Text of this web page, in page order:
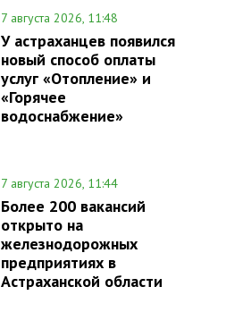
7 августа 2026, 11:48
У астраханцев появился
новый способ оплаты
услуг «Отопление» и
«Горячее
водоснабжение»
7 августа 2026, 11:44
Более 200 вакансий
открыто на
железнодорожных
предприятиях в
Астраханской области